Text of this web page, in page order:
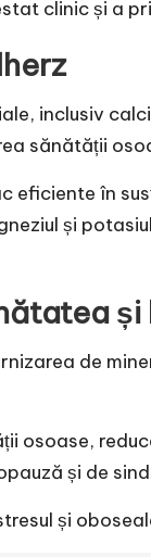
clinic și a
inclusiv
sănătății
în
și
de
osoase,
și de
și